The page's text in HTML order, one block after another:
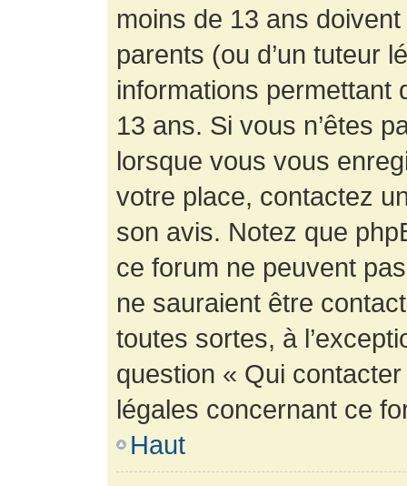
moins de 13 ans
parents (ou d’un tuteur
informations permettant
13 ans. Si vous n’êtes
lorsque vous vous
votre place, contactez
son avis. Notez que
ce forum ne peuvent
ne sauraient être
toutes sortes, à
question « Qui
légales concernant ce
Haut